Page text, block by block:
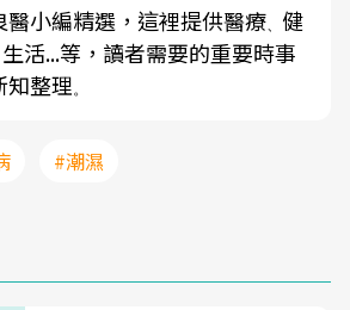
醫小編精選，這裡提供醫療、 健
生活...等，讀者需要的重要時事
知整理。
#潮濕